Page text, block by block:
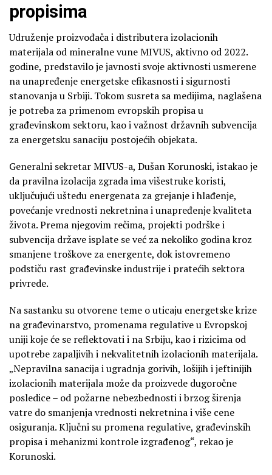
propisima
Udruženje proizvođača i distributera izolacionih
materijala od mineralne vune MIVUS, aktivno od 2022.
godine, predstavilo je javnosti svoje aktivnosti usmerene
na unapređenje energetske efikasnosti i sigurnosti
stanovanja u Srbiji. Tokom susreta sa medijima, naglašena
je potreba za primenom evropskih propisa u
građevinskom sektoru, kao i važnost državnih subvencija
za energetsku sanaciju postojećih objekata.
Generalni sekretar MIVUS-a, Dušan Korunoski, istakao je
da pravilna izolacija zgrada ima višestruke koristi,
uključujući uštedu energenata za grejanje i hlađenje,
povećanje vrednosti nekretnina i unapređenje kvaliteta
života. Prema njegovim rečima, projekti podrške i
subvencija države isplate se već za nekoliko godina kroz
smanjene troškove za energente, dok istovremeno
podstiču rast građevinske industrije i pratećih sektora
privrede.
Na sastanku su otvorene teme o uticaju energetske krize
na građevinarstvo, promenama regulative u Evropskoj
uniji koje će se reflektovati i na Srbiju, kao i rizicima od
upotrebe zapaljivih i nekvalitetnih izolacionih materijala.
„Nepravilna sanacija i ugradnja gorivih, lošijih i jeftinijih
izolacionih materijala može da proizvede dugoročne
posledice – od požarne nebezbednosti i brzog širenja
vatre do smanjenja vrednosti nekretnina i više cene
osiguranja. Ključni su promena regulative, građevinskih
propisa i mehanizmi kontrole izgrađenog“, rekao je
Korunoski.